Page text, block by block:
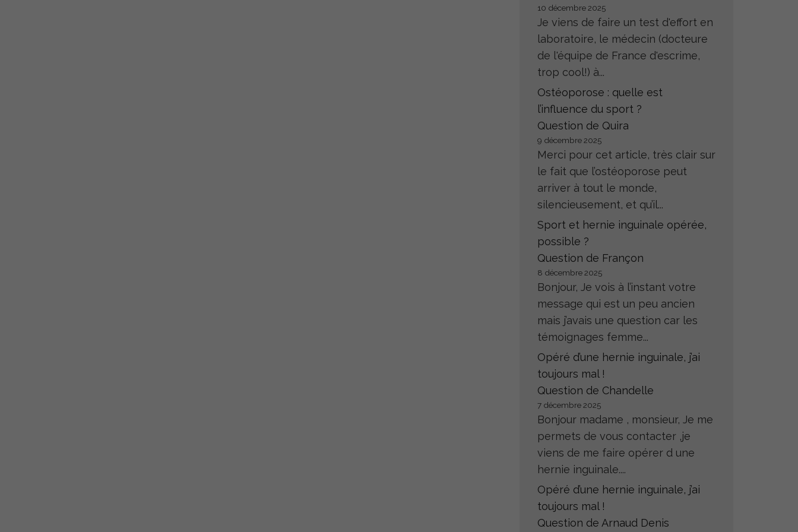
10 décembre 2025
Je viens de faire un test d'effort en
laboratoire, le médecin (docteure
de l'équipe de France d'escrime,
trop cool!) à...
Ostéoporose : quelle est
l’influence du sport ?
Question de Quira
9 décembre 2025
Merci pour cet article, très clair sur
le fait que l’ostéoporose peut
arriver à tout le monde,
silencieusement, et qu’il...
Sport et hernie inguinale opérée,
possible ?
Question de Françon
8 décembre 2025
Bonjour, Je vois à l’instant votre
message qui est un peu ancien
mais j’avais une question car les
témoignages femme...
Opéré d’une hernie inguinale, j’ai
toujours mal !
Question de Chandelle
7 décembre 2025
Bonjour madame , monsieur, Je me
permets de vous contacter ,je
viens de me faire opérer d une
hernie inguinale....
Opéré d’une hernie inguinale, j’ai
toujours mal !
Question de Arnaud Denis